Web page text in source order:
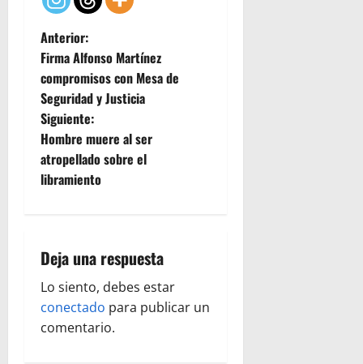
N
a
v
e
g
c
i
ó
Anterior:
Firma Alfonso Martínez
compromisos con Mesa de
Seguridad y Justicia
Siguiente:
Hombre muere al ser
atropellado sobre el
libramiento
Deja una respuesta
Lo siento, debes estar
conectado para publicar un
comentario.